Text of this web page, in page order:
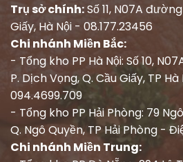
Trụ sở chính:Số 11, N07A
Giấy, Hà Nội - 08.177.23456
Chi nhánh Miền Bắc:
- Tổng kho PP Hà Nội: Số 10,
P. Dịch Vọng, Q. Cầu Giấy, TP
094.4699.709
- Tổng kho PP Hải Phòng: 79
Q. Ngô Quyền, TP Hải Phòng -
Chi nhánh Miền Trung: